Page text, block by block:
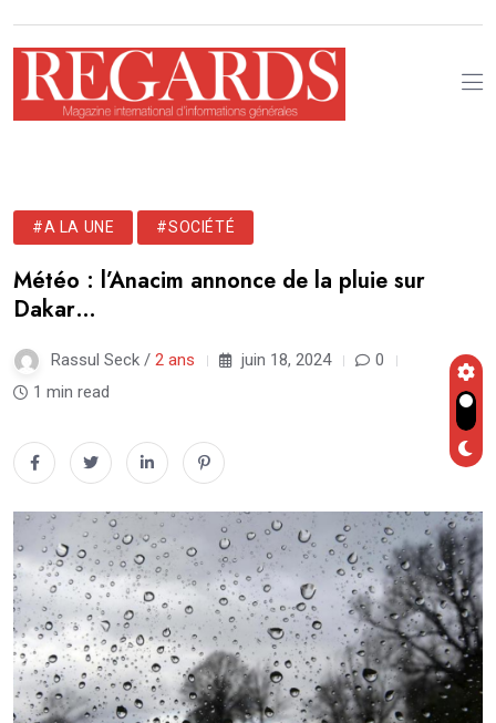
#A LA UNE #SOCIÉTÉ
Météo : l’Anacim annonce de la pluie sur
Dakar…
Rassul Seck / 2 ans juin 18, 2024
0
1 min read